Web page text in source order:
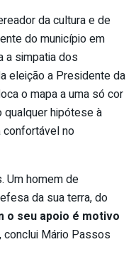
da cultura e de
do município em
a simpatia dos
eleição a Presidente da
o mapa a uma só cor
qualquer hipótese à
confortável no
Um homem de
da sua terra, do
o seu apoio é motivo
conclui Mário Passos